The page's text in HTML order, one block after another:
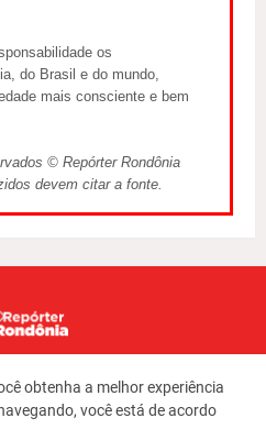
os
do Brasil e do mundo,
mais consciente e bem
© Repórter Rondônia
devem citar a fonte.
obtenha a melhor experiência
você está de acordo